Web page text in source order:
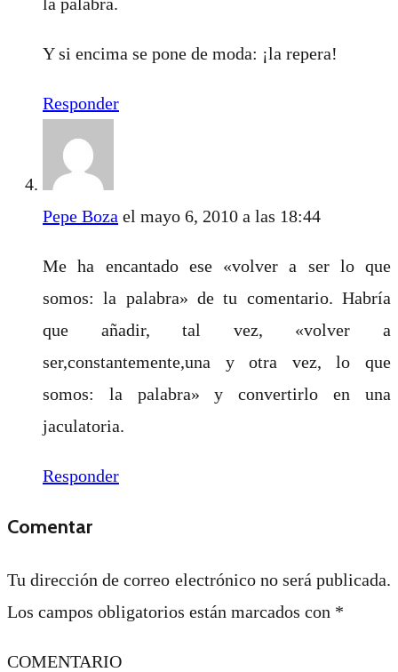
Y si encima se pone de moda: ¡la repera!
Responder
Pepe Boza el mayo 6, 2010 a las 18:44
Me ha encantado ese «volver a ser lo que
somos: la palabra» de tu comentario. Habría
que añadir, tal vez, «volver a
ser,constantemente,una y otra vez, lo que
somos: la palabra» y convertirlo en una
jaculatoria.
Responder
Comentar
Tu dirección de correo electrónico no será publicada.
Los campos obligatorios están marcados con *
COMENTARIO